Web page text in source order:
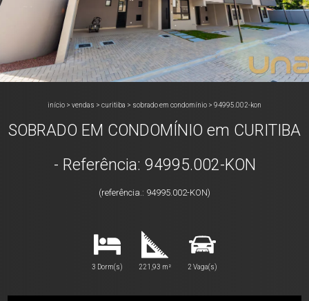
início > vendas > curitiba > sobrado em condomínio > 94995.002-kon
SOBRADO EM CONDOMÍNIO em CURITIBA
- Referência: 94995.002-KON
(referência.: 94995.002-KON)
3 Dorm(s) 221,93 m² 2 Vaga(s)